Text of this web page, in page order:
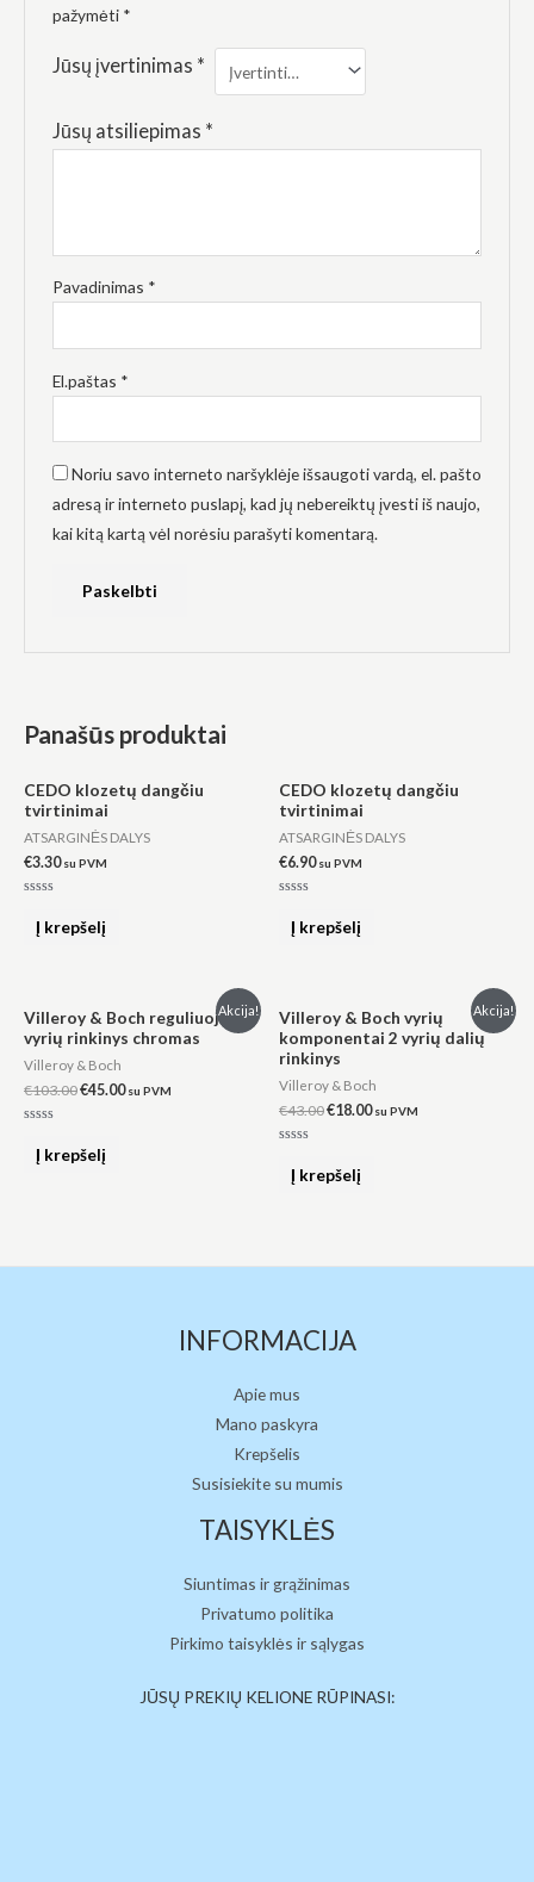
pažymėti *
Jūsų įvertinimas *
Jūsų atsiliepimas *
Pavadinimas *
El.paštas *
Noriu savo interneto naršyklėje išsaugoti vardą, el. pašto
adresą ir interneto puslapį, kad jų nebereiktų įvesti iš naujo,
kai kitą kartą vėl norėsiu parašyti komentarą.
Panašūs produktai
CEDO klozetų dangčiu
tvirtinimai
ATSARGINĖS DALYS
€3.30 su PVM
Į krepšelį
CEDO klozetų dangčiu
tvirtinimai
ATSARGINĖS DALYS
€6.90 su PVM
Į krepšelį
Akcija!
Villeroy & Boch reguliuojamų
vyrių rinkinys chromas
Villeroy & Boch
€103.00
price
was:
€103.00.
€45.00
price
is:
su PVM
Į krepšelį
Akcija!
Villeroy & Boch vyrių
komponentai 2 vyrių dalių
rinkinys
Villeroy & Boch
€43.00
price
was:
€43.00.
€18.00
price
is:
su PVM
Į krepšelį
INFORMACIJA
Apie mus
Mano paskyra
Krepšelis
Susisiekite su mumis
TAISYKLĖS
Siuntimas ir grąžinimas
Privatumo politika
Pirkimo taisyklės ir sąlygas
JŪSŲ PREKIŲ KELIONE RŪPINASI: